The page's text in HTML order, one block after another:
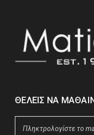
ΘΈΛΕΙΣ ΝΑ